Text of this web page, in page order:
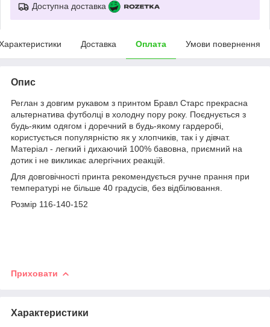
Доступна доставка
Доставка Оплата Умови повернення
Опис
Реглан з довгим рукавом з принтом Бравл Старс прекрасна
альтернатива футболці в холодну пору року. Поєднується з
будь-яким одягом і доречний в будь-якому гардеробі,
користується популярністю як у хлопчиків, так і у дівчат.
Матеріал - легкий і дихаючий 100% бавовна, приємний на
дотик і не викликає алергічних реакцій.
Для довговічності принта рекомендується ручне прання при
температурі не більше 40 градусів, без відбілювання.
Розмір 116-140-152
Приховати
Характеристики